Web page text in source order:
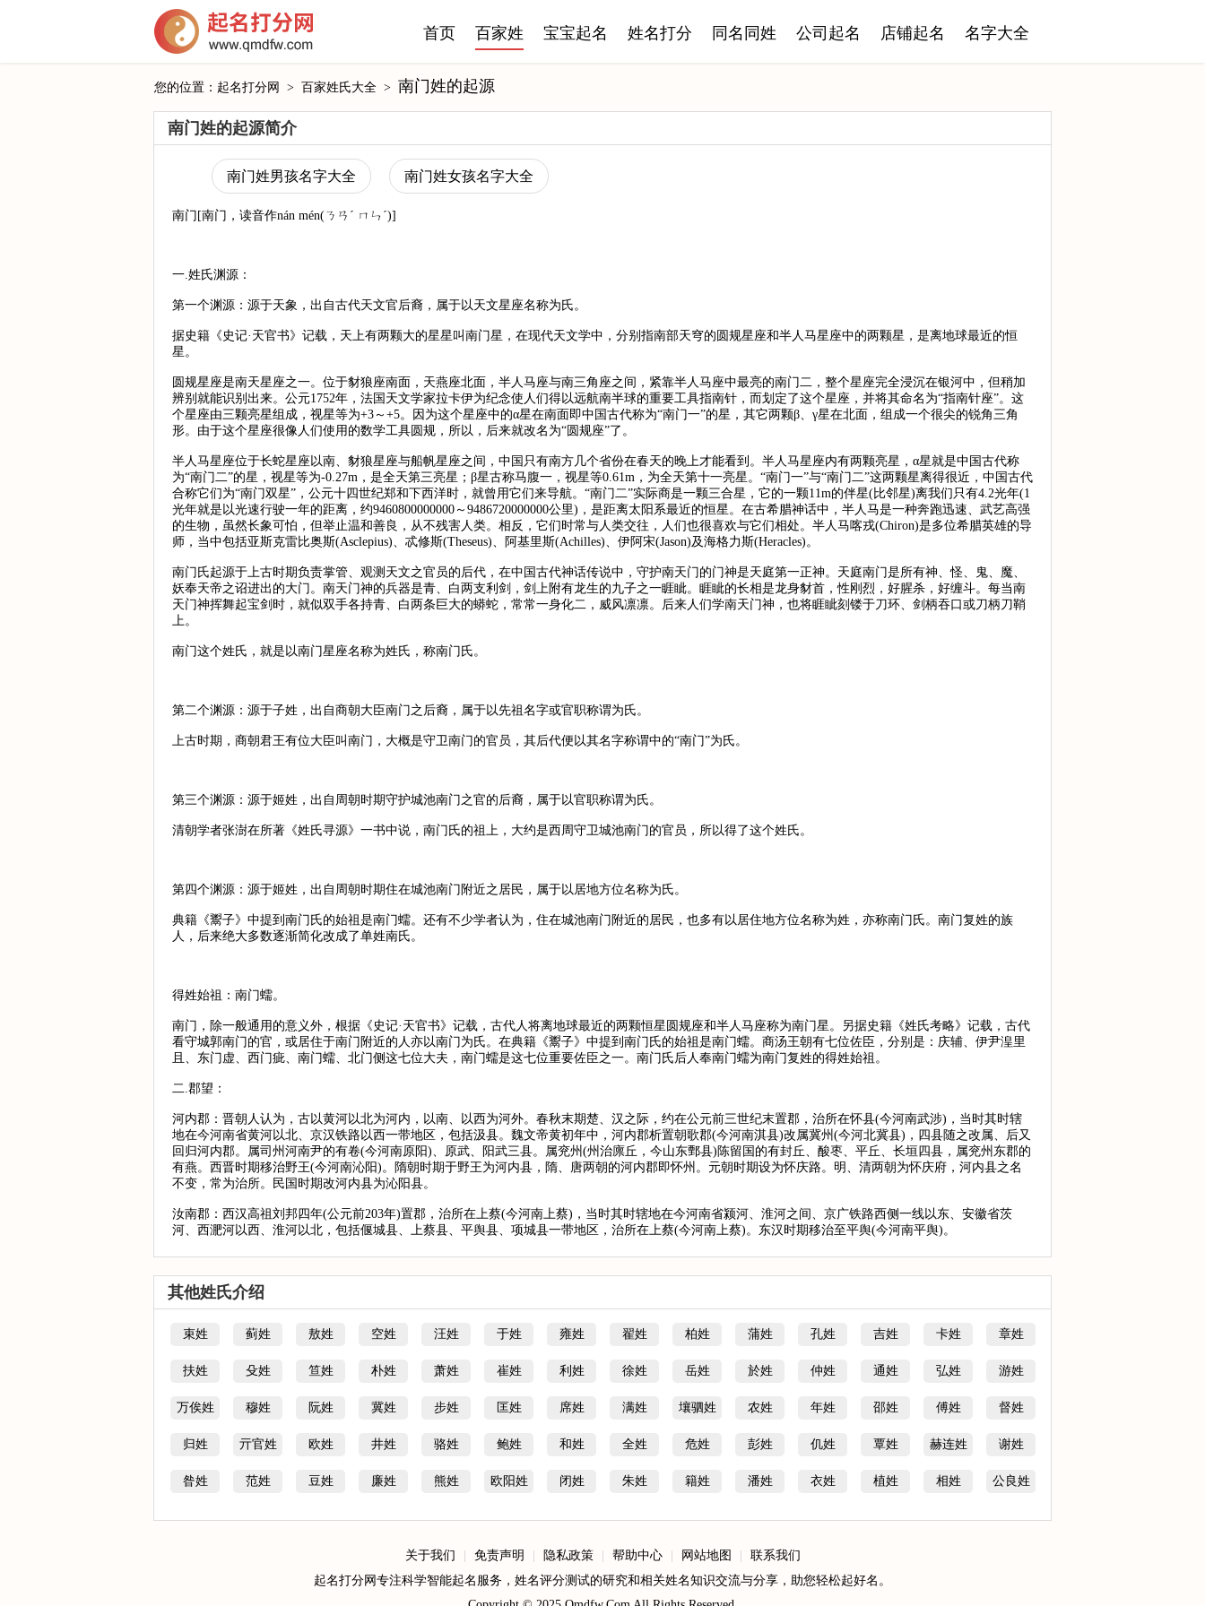
首页 百家姓 宝宝起名 姓名打分 同名同姓 公司起名 店铺起名 名字大全
您的位置： 起名打分网 > 百家姓氏大全 > 南门姓的起源
南门姓的起源简介
南门姓男孩名字大全 南门姓女孩名字大全
南门[南门，读音作nán mén(ㄋㄢˊ ㄇㄣˊ)]
一.姓氏渊源：
第一个渊源：源于天象，出自古代天文官后裔，属于以天文星座名称为氏。
据史籍《史记·天官书》记载，天上有两颗大的星星叫南门星，在现代天文学中，分别指南部天穹的圆规星座和半人马星座中的两颗星，是离地球最近的恒
星。
圆规星座是南天星座之一。位于豺狼座南面，天燕座北面，半人马座与南三角座之间，紧靠半人马座中最亮的南门二，整个星座完全浸沉在银河中，但稍加
辨别就能识别出来。公元1752年，法国天文学家拉卡伊为纪念使人们得以远航南半球的重要工具指南针，而划定了这个星座，并将其命名为“指南针座”。这
个星座由三颗亮星组成，视星等为+3～+5。因为这个星座中的α星在南面即中国古代称为“南门一”的星，其它两颗β、γ星在北面，组成一个很尖的锐角三角
形。由于这个星座很像人们使用的数学工具圆规，所以，后来就改名为“圆规座”了。
半人马星座位于长蛇星座以南、豺狼星座与船帆星座之间，中国只有南方几个省份在春天的晚上才能看到。半人马星座内有两颗亮星，α星就是中国古代称
为“南门二”的星，视星等为-0.27m，是全天第三亮星；β星古称马腹一，视星等0.61m，为全天第十一亮星。“南门一”与“南门二”这两颗星离得很近，中国古代
合称它们为“南门双星”，公元十四世纪郑和下西洋时，就曾用它们来导航。“南门二”实际商是一颗三合星，它的一颗11m的伴星(比邻星)离我们只有4.2光年(1
光年就是以光速行驶一年的距离，约9460800000000～9486720000000公里)，是距离太阳系最近的恒星。在古希腊神话中，半人马是一种奔跑迅速、武艺高强
的生物，虽然长象可怕，但举止温和善良，从不残害人类。相反，它们时常与人类交往，人们也很喜欢与它们相处。半人马喀戎(Chiron)是多位希腊英雄的导
师，当中包括亚斯克雷比奥斯(Asclepius)、忒修斯(Theseus)、阿基里斯(Achilles)、伊阿宋(Jason)及海格力斯(Heracles)。
南门氏起源于上古时期负责掌管、观测天文之官员的后代，在中国古代神话传说中，守护南天门的门神是天庭第一正神。天庭南门是所有神、怪、鬼、魔、
妖奉天帝之诏进出的大门。南天门神的兵器是青、白两支利剑，剑上附有龙生的九子之一睚眦。睚眦的长相是龙身豺首，性刚烈，好腥杀，好缠斗。每当南
天门神挥舞起宝剑时，就似双手各持青、白两条巨大的蟒蛇，常常一身化二，威风凛凛。后来人们学南天门神，也将睚眦刻镂于刀环、剑柄吞口或刀柄刀鞘
上。
南门这个姓氏，就是以南门星座名称为姓氏，称南门氏。
第二个渊源：源于子姓，出自商朝大臣南门之后裔，属于以先祖名字或官职称谓为氏。
上古时期，商朝君王有位大臣叫南门，大概是守卫南门的官员，其后代便以其名字称谓中的“南门”为氏。
第三个渊源：源于姬姓，出自周朝时期守护城池南门之官的后裔，属于以官职称谓为氏。
清朝学者张澍在所著《姓氏寻源》一书中说，南门氏的祖上，大约是西周守卫城池南门的官员，所以得了这个姓氏。
第四个渊源：源于姬姓，出自周朝时期住在城池南门附近之居民，属于以居地方位名称为氏。
典籍《鬻子》中提到南门氏的始祖是南门蠕。还有不少学者认为，住在城池南门附近的居民，也多有以居住地方位名称为姓，亦称南门氏。南门复姓的族
人，后来绝大多数逐渐简化改成了单姓南氏。
得姓始祖：南门蠕。
南门，除一般通用的意义外，根据《史记·天官书》记载，古代人将离地球最近的两颗恒星圆规座和半人马座称为南门星。另据史籍《姓氏考略》记载，古代
看守城郭南门的官，或居住于南门附近的人亦以南门为氏。在典籍《鬻子》中提到南门氏的始祖是南门蠕。商汤王朝有七位佐臣，分别是：庆辅、伊尹湟里
且、东门虚、西门疵、南门蠕、北门侧这七位大夫，南门蠕是这七位重要佐臣之一。南门氏后人奉南门蠕为南门复姓的得姓始祖。
二.郡望：
河内郡：晋朝人认为，古以黄河以北为河内，以南、以西为河外。春秋末期楚、汉之际，约在公元前三世纪末置郡，治所在怀县(今河南武涉)，当时其时辖
地在今河南省黄河以北、京汉铁路以西一带地区，包括汲县。魏文帝黄初年中，河内郡析置朝歌郡(今河南淇县)改属冀州(今河北冀县)，四县随之改属、后又
回归河内郡。属司州河南尹的有卷(今河南原阳)、原武、阳武三县。属兖州(州治廪丘，今山东鄄县)陈留国的有封丘、酸枣、平丘、长垣四县，属兖州东郡的
有燕。西晋时期移治野王(今河南沁阳)。隋朝时期于野王为河内县，隋、唐两朝的河内郡即怀州。元朝时期设为怀庆路。明、清两朝为怀庆府，河内县之名
不变，常为治所。民国时期改河内县为沁阳县。
汝南郡：西汉高祖刘邦四年(公元前203年)置郡，治所在上蔡(今河南上蔡)，当时其时辖地在今河南省颍河、淮河之间、京广铁路西侧一线以东、安徽省茨
河、西淝河以西、淮河以北，包括偃城县、上蔡县、平舆县、项城县一带地区，治所在上蔡(今河南上蔡)。东汉时期移治至平舆(今河南平舆)。
其他姓氏介绍
束姓 蓟姓 敖姓 空姓 汪姓 于姓 雍姓 翟姓 柏姓 蒲姓 孔姓 吉姓 卡姓 章姓
扶姓 殳姓 笪姓 朴姓 萧姓 崔姓 利姓 徐姓 岳姓 於姓 仲姓 通姓 弘姓 游姓
万俟姓 穆姓 阮姓 冀姓 步姓 匡姓 席姓 满姓 壤驷姓 农姓 年姓 邵姓 傅姓 督姓
归姓 亓官姓 欧姓 井姓 骆姓 鲍姓 和姓 全姓 危姓 彭姓 仉姓 覃姓 赫连姓 谢姓
昝姓 范姓 豆姓 廉姓 熊姓 欧阳姓 闭姓 朱姓 籍姓 潘姓 衣姓 植姓 相姓 公良姓
关于我们 免责声明 隐私政策 帮助中心 网站地图
联系我们
起名打分网专注科学智能起名服务，姓名评分测试的研究和相关姓名知识交流与分享，助您轻松起好名。